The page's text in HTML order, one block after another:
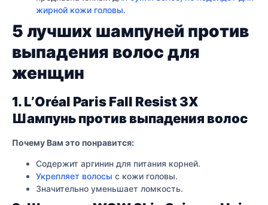
жирной кожи головы.
5 лучших шампуней против
выпадения волос для
женщин
1. L’Oréal Paris Fall Resist 3X
Шампунь против выпадения волос
Почему Вам это понравится:
Содержит аргинин для питания корней.
Укрепляет волосы с кожи головы.
Значительно уменьшает ломкость.